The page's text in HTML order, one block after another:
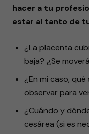
hacer a tu
estar al tanto de
¿La placenta
baja? ¿Se
¿En mi caso,
observar para
¿Cuándo y
cesárea (si es